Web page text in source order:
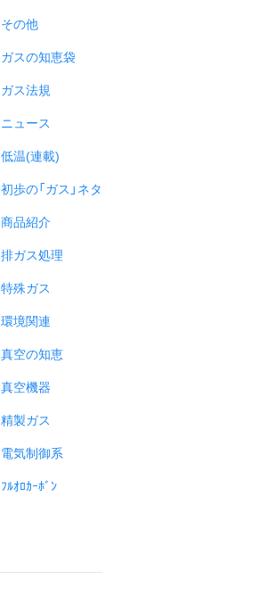
その他
ガスの知恵袋
ガス法規
ニュース
低温(連載)
初歩の「ガス」ネタ
商品紹介
排ガス処理
特殊ガス
環境関連
真空の知恵
真空機器
精製ガス
電気制御系
ﾌﾙｵﾛｶｰﾎﾞﾝ